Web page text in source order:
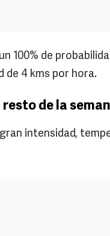
100% de
de 4 kms por hora.
de la
intensidad,